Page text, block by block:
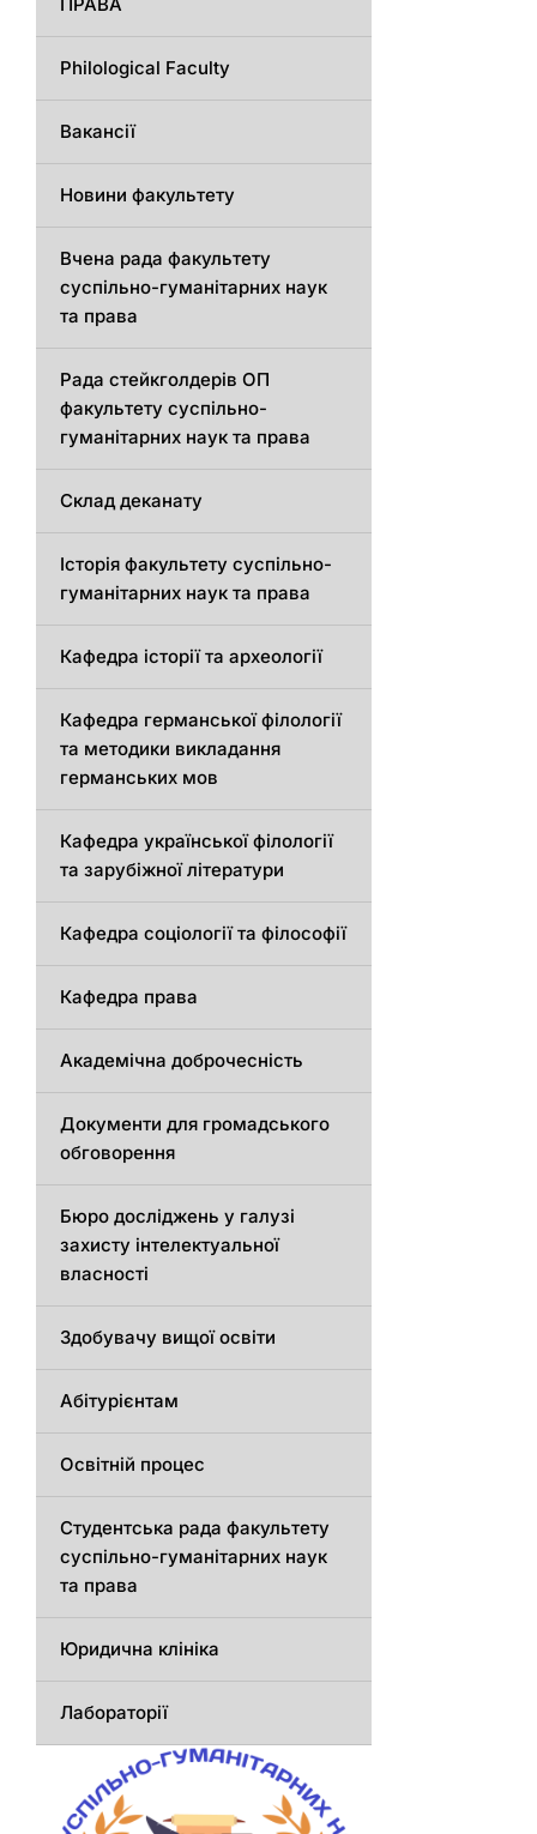
Philological Faculty
Вакансії
Новини факультету
Вчена рада факультету
суспільно-гуманітарних наук
та права
Рада стейкголдерів ОП
факультету суспільно-
гуманітарних наук та права
Склад деканату
Історія факультету суспільно-
гуманітарних наук та права
Кафедра історії та археології
Кафедрa германської філології
та методики викладання
германських мов
Кафедра української філології
та зарубіжної літератури
Кафедра соціології та філософії
Кафедра права
Академічна доброчесність
Документи для громадського
обговорення
Бюро досліджень у галузі
захисту інтелектуальної
власності
Здобувачу вищої освіти
Абітурієнтам
Освітній процес
Студентська рада факультету
суспільно-гуманітарних наук
та права
Юридична клініка
Лабораторії